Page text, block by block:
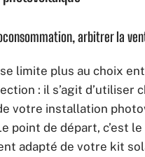
arbitrer la
limite plus au choix
: il s’agit d’utiliser
votre installation
point de départ, c’est le
adapté de votre kit